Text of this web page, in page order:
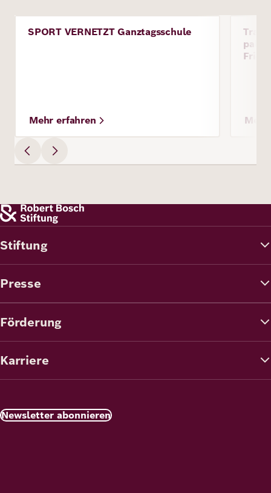
Projekt
SPORT VERNETZT Ganztagsschule
Mehr erfahren
Stiftung
Presse
Förderung
Karriere
Newsletter abonnieren